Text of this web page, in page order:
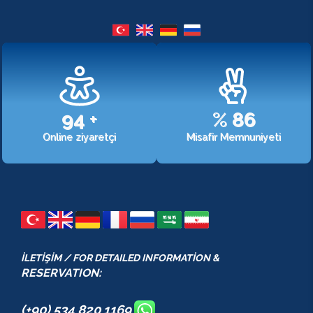
107 +
Online ziyaretçi
% 98
Misafir Memnuniyeti
İLETİŞİM / FOR DETAILED INFORMATİON &
RESERVATION:
(+90) 534 820 1169